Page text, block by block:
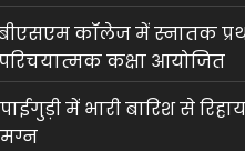
कॉलेज में स्नातक
कक्षा आयोजित
में भारी बारिश से